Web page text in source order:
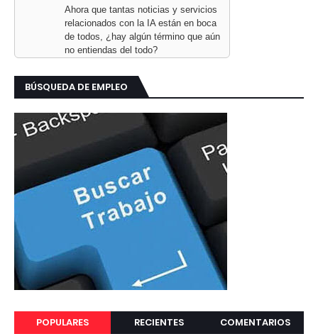
Ahora que tantas noticias y servicios
relacionados con la IA están en boca
de todos, ¿hay algún término que aún
no entiendas del todo?
BÚSQUEDA DE EMPLEO
POPULARES RECIENTES COMENTARIOS